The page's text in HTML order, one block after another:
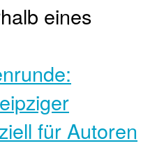
eines
für Autoren